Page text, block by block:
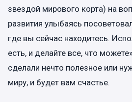
звездой мирового корта) на
развития улыбаясь
где вы сейчас находитесь.
есть, и делайте все, что
сделали нечто полезное или
миру, и будет вам счастье.